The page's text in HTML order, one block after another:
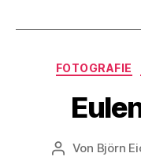
FOTOGRAFIE
Beitragsautor
Von Björn